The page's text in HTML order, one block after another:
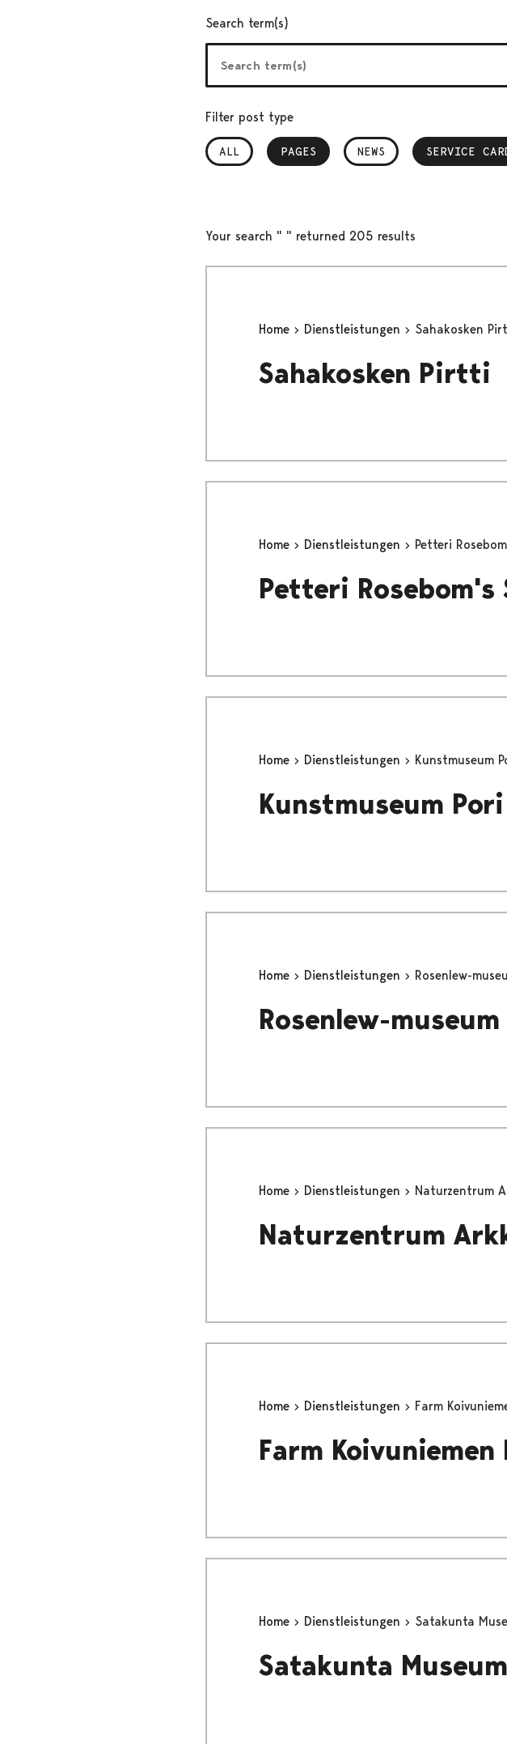
Search term(s)
Filter post type
ALL PAGES
, SELECTED NEWS SERVICE
, SELECTED
Your search " " returned 205 results
Home Dienstleistungen Sahakosken
Sahakosken Pirtti
Home Dienstleistungen Petteri
Petteri Rosebom's
Home Dienstleistungen Kunstmuseum
Kunstmuseum Pori
Home Dienstleistungen Rosenlew-
Rosenlew-museum
Home Dienstleistungen Naturzentrum
Naturzentrum
Home Dienstleistungen Farm
Farm Koivuniemen
Home Dienstleistungen Satakunta
Satakunta Museum